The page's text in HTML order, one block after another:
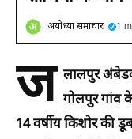
अयोध्या समाचार 1
ज लालपुर
गोलपुर गांव
14 वर्षीय किशोर की